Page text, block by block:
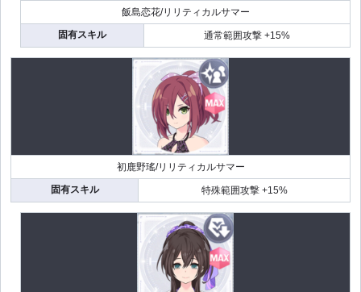
飯島恋花/リリティカルサマー
固有スキル
通常範囲攻撃 +15%
初鹿野瑤/リリティカルサマー
固有スキル
特殊範囲攻撃 +15%